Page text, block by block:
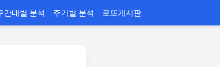
간대별 분석 주기별 분석 로또게시판